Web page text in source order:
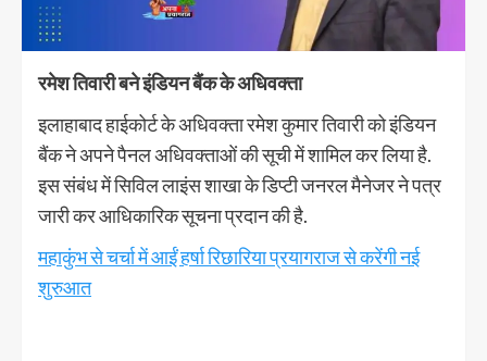
रमेश तिवारी बने इंडियन बैंक के अधिवक्ता
इलाहाबाद हाईकोर्ट के अधिवक्ता रमेश कुमार तिवारी को इंडियन
बैंक ने अपने पैनल अधिवक्ताओं की सूची में शामिल कर लिया है.
इस संबंध में सिविल लाइंस शाखा के डिप्टी जनरल मैनेजर ने पत्र
जारी कर आधिकारिक सूचना प्रदान की है.
महाकुंभ से चर्चा में आईं हर्षा रिछारिया प्रयागराज से करेंगी नई
शुरुआत